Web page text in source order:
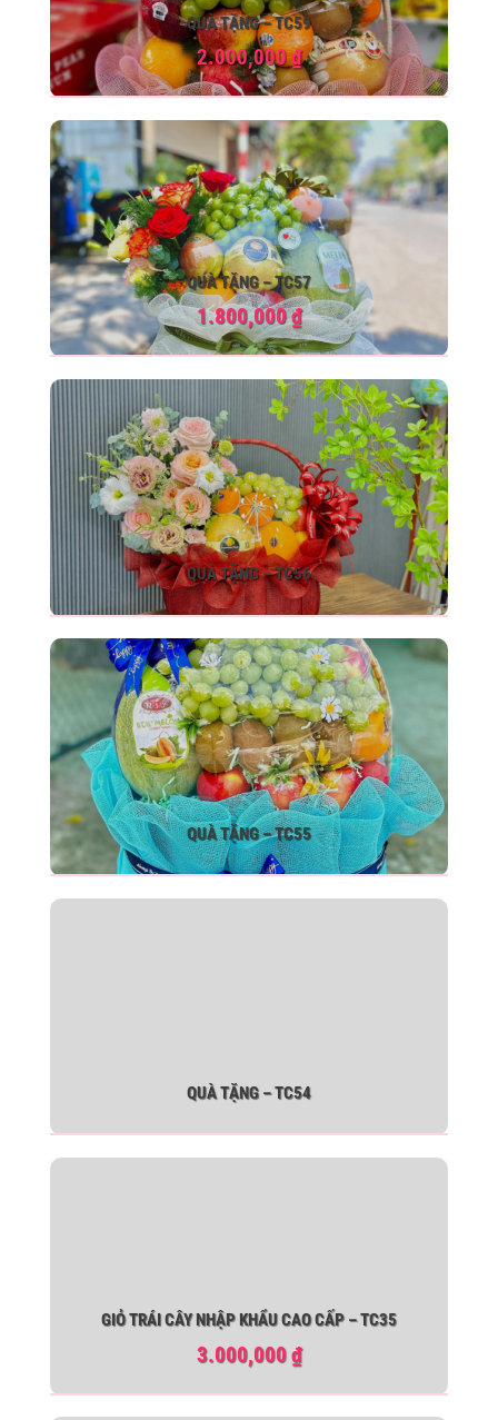
QUÀ TẶNG – TC59
2.000,000₫
QUÀ TẶNG – TC57
1.800,000₫
QUÀ TẶNG – TC56
QUÀ TẶNG – TC55
QUÀ TẶNG – TC54
GIỎ TRÁI CÂY NHẬP KHẨU CAO CẤP – TC35
3.000,000₫